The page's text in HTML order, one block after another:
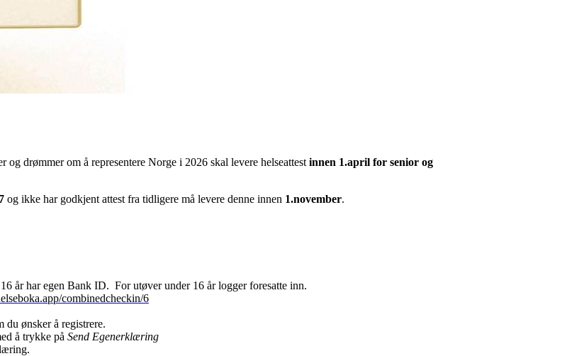
og drømmer om å representere Norge i 2026 skal levere helseattest innen 1.april for senior og
og ikke har godkjent attest fra tidligere må levere denne innen 1.november.
år har egen Bank ID. For utøver under 16 år logger foresatte inn.
combinedcheckin/6
du ønsker å registrere.
å trykke på Send Egenerklæring